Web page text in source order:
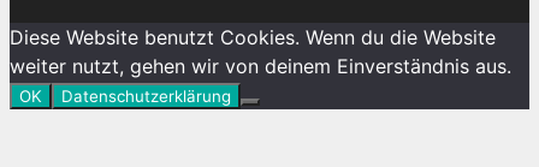
Diese Website benutzt Cookies. Wenn du die Website
weiter nutzt, gehen wir von deinem Einverständnis aus.
OK Datenschutzerklärung